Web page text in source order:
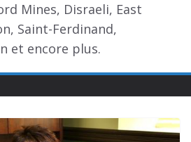
Mines, Disraeli, East
Saint-Ferdinand,
et encore plus.